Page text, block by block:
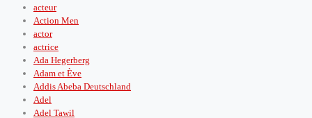
acteur
Action Men
actor
actrice
Ada Hegerberg
Adam et Ève
Addis Abeba Deutschland
Adel
Adel Tawil